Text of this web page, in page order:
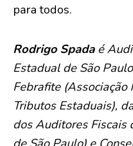
para todos.
Rodrigo Spadaé
Estadual de São
Febrafite (Associação
Tributos Estaduais),
dos Auditores Fiscais